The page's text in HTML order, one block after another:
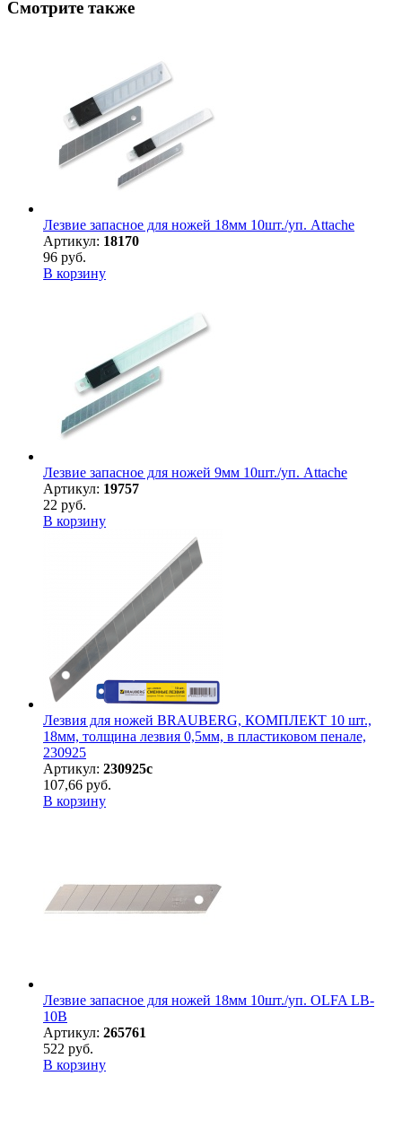
Смотрите также
Лезвие запасное для ножей 18мм 10шт./уп. Attache
Артикул: 18170
96 руб.
В корзину
Лезвие запасное для ножей 9мм 10шт./уп. Attache
Артикул: 19757
22 руб.
В корзину
Лезвия для ножей BRAUBERG, КОМПЛЕКТ 10 шт.,
18мм, толщина лезвия 0,5мм, в пластиковом пенале,
230925
Артикул: 230925с
107,66 руб.
В корзину
Лезвие запасное для ножей 18мм 10шт./уп. OLFA LB-
10B
Артикул: 265761
522 руб.
В корзину